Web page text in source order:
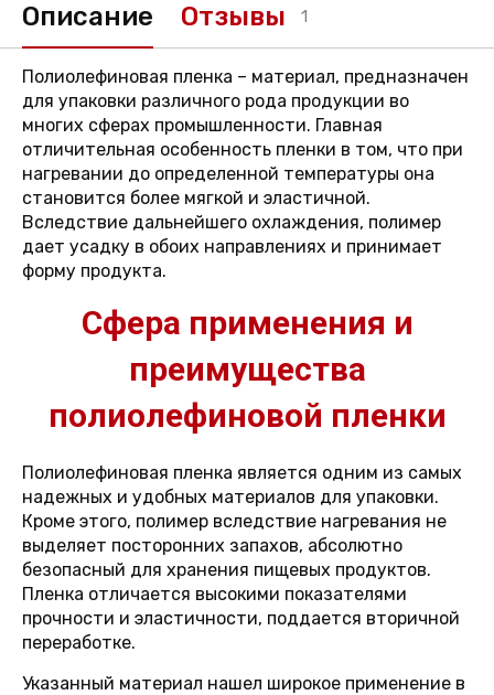
Описание Отзывы 1
Полиолефиновая пленка – материал, предназначен
для упаковки различного рода продукции во
многих сферах промышленности. Главная
отличительная особенность пленки в том, что при
нагревании до определенной температуры она
становится более мягкой и эластичной.
Вследствие дальнейшего охлаждения, полимер
дает усадку в обоих направлениях и принимает
форму продукта.
Сфера применения и
преимущества
полиолефиновой пленки
Полиолефиновая пленка является одним из самых
надежных и удобных материалов для упаковки.
Кроме этого, полимер вследствие нагревания не
выделяет посторонних запахов, абсолютно
безопасный для хранения пищевых продуктов.
Пленка отличается высокими показателями
прочности и эластичности, поддается вторичной
переработке.
Указанный материал нашел широкое применение в